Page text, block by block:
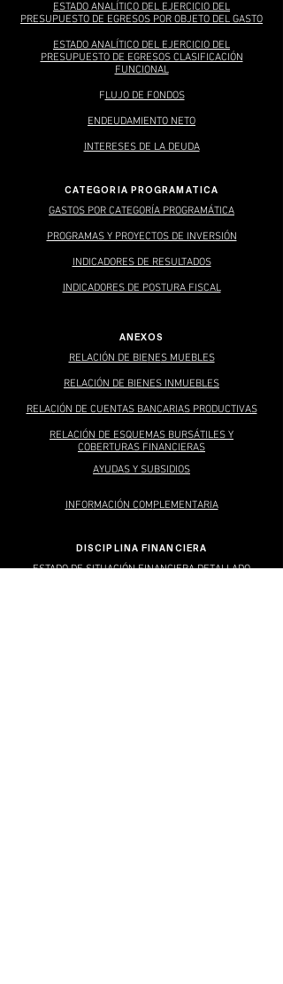
ESTADO ANALÍTICO DEL EJERCICIO DEL
PRESUPUESTO DE EGRESOS POR OBJETO DEL GASTO
ESTADO ANALÍTICO DEL EJERCICIO DEL
PRESUPUESTO DE EGRESOS CLASIFICACIÓN
FUNCIONAL
FLUJO DE FONDOS
ENDEUDAMIENTO NETO
INTERESES DE LA DEUDA
CATEGORIA PROGRAMATICA
GASTOS POR CATEGORÍA PROGRAMÁTICA
PROGRAMAS Y PROYECTOS DE INVERSIÓN
INDICADORES DE RESULTADOS
INDICADORES DE POSTURA FISCAL
ANEXOS
RELACIÓN DE BIENES MUEBLES
RELACIÓN DE BIENES INMUEBLES
RELACIÓN DE CUENTAS BANCARIAS PRODUCTIVAS
RELACIÓN DE ESQUEMAS BURSÁTILES Y
COBERTURAS FINANCIERAS
AYUDAS Y SUBSIDIOS
INFORMACIÓN COMPLEMENTARIA
DISCIPLINA FINANCIERA
ESTADO DE SITUACIÓN FINANCIERA DETALLADO